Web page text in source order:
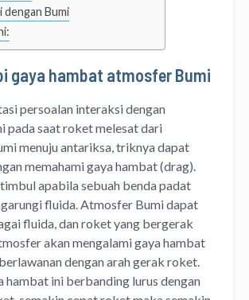
dengan Bumi
gaya hambat atmosfer Bumi
persoalan interaksi dengan
pada saat roket melesat dari
menuju antariksa, triknya dapat
memahami gaya hambat (drag).
apabila sebuah benda padat
fluida. Atmosfer Bumi dapat
fluida, dan roket yang bergerak
akan mengalami gaya hambat
dengan arah gerak roket.
hambat ini berbanding lurus dengan